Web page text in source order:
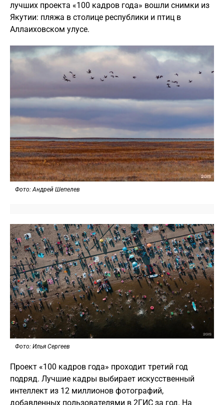
лучших проекта «100 кадров года» вошли снимки из
Якутии: пляжа в столице республики и птиц в
Аллаиховском улусе.
Фото: Андрей Шепелев
Фото: Илья Сергеев
Проект «100 кадров года» проходит третий год
подряд. Лучшие кадры выбирает искусственный
интеллект из 12 миллионов фотографий,
добавленных пользователями в 2ГИС за год. На